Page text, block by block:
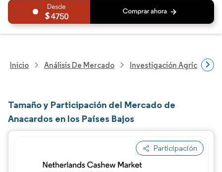
4750
Inicio Análisis De Mercado Investigación Agrícola
Tamaño y Participación del Mercado de
Anacardos en los Países Bajos
Participación